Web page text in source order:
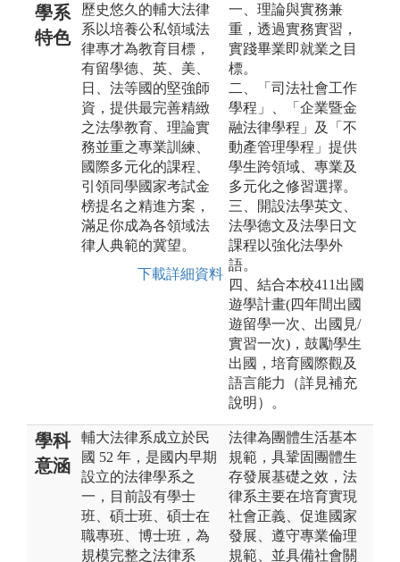
學系
特色
歷史悠久的輔大法律
系以培養公私領域法
律專才為教育目標，
有留學德、英、美、
日、法等國的堅強師
資，提供最完善精緻
之法學教育、理論實
務並重之專業訓練、
國際多元化的課程、
引領同學國家考試金
榜提名之精進方案，
滿足你成為各領域法
律人典範的冀望。
下載詳細資料
一、理論與實務兼
重，透過實務實習，
實踐畢業即就業之目
標。
二、「司法社會工作
學程」、「企業暨金
融法律學程」及「不
動產管理學程」提供
學生跨領域、專業及
多元化之修習選擇。
三、開設法學英文、
法學德文及法學日文
課程以強化法學外
語。
四、結合本校411出國
遊學計畫(四年間出國
遊留學一次、出國見/
實習一次)，鼓勵學生
出國，培育國際觀及
語言能力（詳見補充
說明）。
學科
意涵
輔大法律系成立於民
國 52 年，是國内早期
設立的法律學系之
一，目前設有學士
班、碩士班、碩士在
職專班、博士班，為
規模完整之法律系
法律為團體生活基本
規範，具鞏固團體生
存發展基礎之效，法
律系主要在培育實現
社會正義、促進國家
發展、遵守專業倫理
規範、並具備社會關